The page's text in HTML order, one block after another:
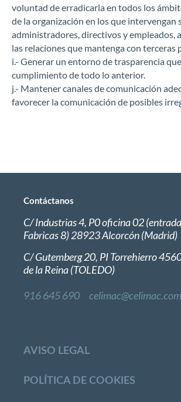
voluntad de erradicarla en todos los
de la organización en los que intervengan
administradores, directivos y empleados,
las relaciones que mantenga con terceras
i.- Generar un entorno de trasparencia
cumplimiento de todo lo anterior.
j.- Mantener canales de comunicación
favorecer la comunicación de posibles
Contáctanos
C/ Industrias 4, P0 oficina 02
Fabricas 8) 28923 Alcorcón (Madrid)
C/ Gutemberg 20, PI Torrehierro
de la Reina (TOLEDO)
916 645 690
celimac@celimac.com
AVISO LEGAL
POLÍTICA DE COOKIES